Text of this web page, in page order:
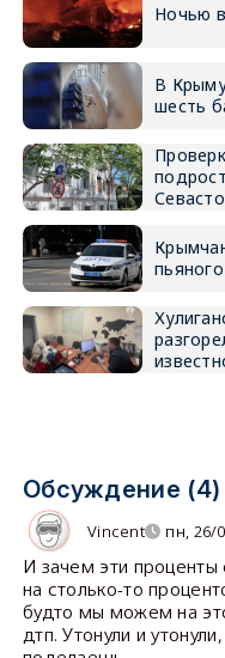
Ночью
В
шесть
Обсуждение (4)
Vincent пн, 26/
И зачем эти проценты
на столько-то
будто мы можем на
дтп. Утонули и